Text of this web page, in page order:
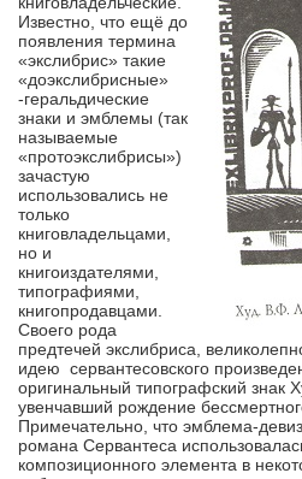
Известно, что ещё до
появления термина
«экслибрис» такие
«доэкслибрисные»
-геральдические
знаки и эмблемы (так
называемые
«протоэкслибрисы»)
зачастую
использовались не
только
книговладельцами,
но и
книгоиздателями,
типографиями,
книгопродавцами.
Своего рода
предтечей экслибриса,
идею сервантесовского
оригинальный типографский знак
увенчавший рождение
Примечательно, что эмблема-
романа Сервантеса
композиционного элемента в